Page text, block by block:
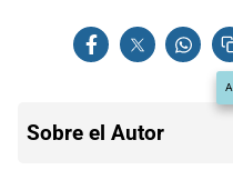
Sobre el Autor